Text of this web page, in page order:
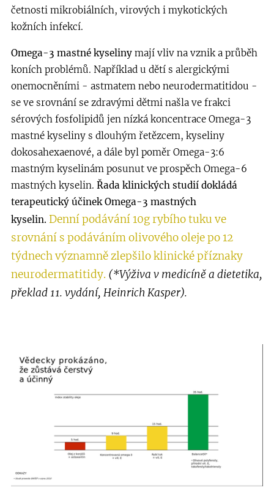
četnosti mikrobiálních, virových i mykotických
kožních infekcí.
Omega-3 mastné kyseliny mají vliv na vznik a průběh
koních problémů. Například u dětí s alergickými
onemocněními - astmatem nebo neurodermatitidou -
se ve srovnání se zdravými dětmi našla ve frakci
sérových fosfolipidů jen nízká koncentrace Omega-3
mastné kyseliny s dlouhým řetězcem, kyseliny
dokosahexaenové, a dále byl poměr Omega-3:6
mastným kyselinám posunut ve prospěch Omega-6
mastných kyselin. Řada klinických studií dokládá
terapeutický účinek Omega-3 mastných
kyselin. Denní podávání 10g rybího tuku ve
srovnání s podáváním olivového oleje po 12
týdnech významně zlepšilo klinické příznaky
neurodermatitidy. (*Výživa v medicíně a dietetika,
překlad 11. vydání, Heinrich Kasper).